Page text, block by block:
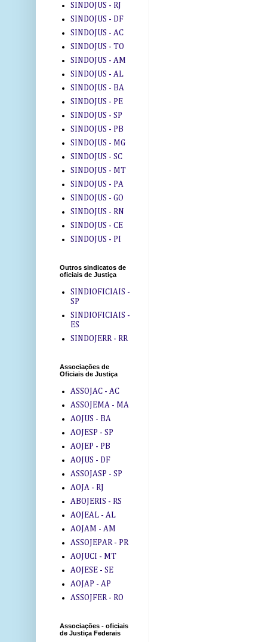
SINDOJUS - RJ
SINDOJUS - DF
SINDOJUS - AC
SINDOJUS - TO
SINDOJUS - AM
SINDOJUS - AL
SINDOJUS - BA
SINDOJUS - PE
SINDOJUS - SP
SINDOJUS - PB
SINDOJUS - MG
SINDOJUS - SC
SINDOJUS - MT
SINDOJUS - PA
SINDOJUS - GO
SINDOJUS - RN
SINDOJUS - CE
SINDOJUS - PI
Outros sindicatos de
oficiais de Justiça
SINDIOFICIAIS -
SP
SINDIOFICIAIS -
ES
SINDOJERR - RR
Associações de
Oficiais de Justiça
ASSOJAC - AC
ASSOJEMA - MA
AOJUS - BA
AOJESP - SP
AOJEP - PB
AOJUS - DF
ASSOJASP - SP
AOJA - RJ
ABOJERIS - RS
AOJEAL - AL
AOJAM - AM
ASSOJEPAR - PR
AOJUCI - MT
AOJESE - SE
AOJAP - AP
ASSOJFER - RO
Associações - oficiais
de Justiça Federais